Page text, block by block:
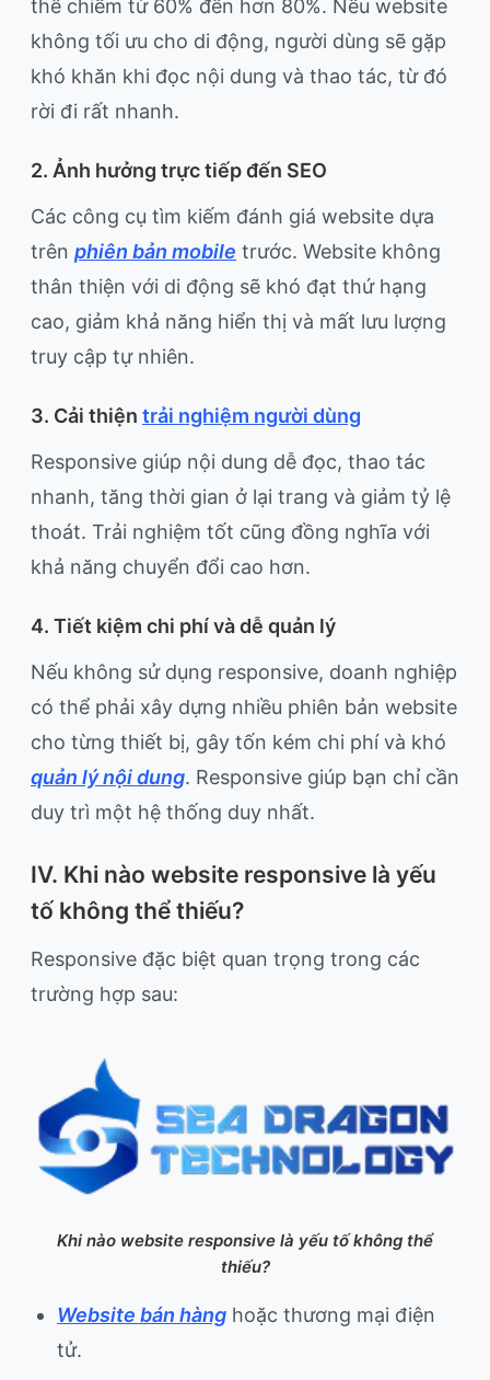
thể chiếm từ 60% đến hơn 80%. Nếu website
không tối ưu cho di động, người dùng sẽ gặp
khó khăn khi đọc nội dung và thao tác, từ đó
rời đi rất nhanh.
2. Ảnh hưởng trực tiếp đến SEO
Các công cụ tìm kiếm đánh giá website dựa
trên phiên bản mobile trước. Website không
thân thiện với di động sẽ khó đạt thứ hạng
cao, giảm khả năng hiển thị và mất lưu lượng
truy cập tự nhiên.
3. Cải thiện trải nghiệm người dùng
Responsive giúp nội dung dễ đọc, thao tác
nhanh, tăng thời gian ở lại trang và giảm tỷ lệ
thoát. Trải nghiệm tốt cũng đồng nghĩa với
khả năng chuyển đổi cao hơn.
4. Tiết kiệm chi phí và dễ quản lý
Nếu không sử dụng responsive, doanh nghiệp
có thể phải xây dựng nhiều phiên bản website
cho từng thiết bị, gây tốn kém chi phí và khó
quản lý nội dung. Responsive giúp bạn chỉ cần
duy trì một hệ thống duy nhất.
IV. Khi nào website responsive là yếu
tố không thể thiếu?
Responsive đặc biệt quan trọng trong các
trường hợp sau:
Khi nào website responsive là yếu tố không thể
thiếu?
Website bán hàng hoặc thương mại điện
tử.